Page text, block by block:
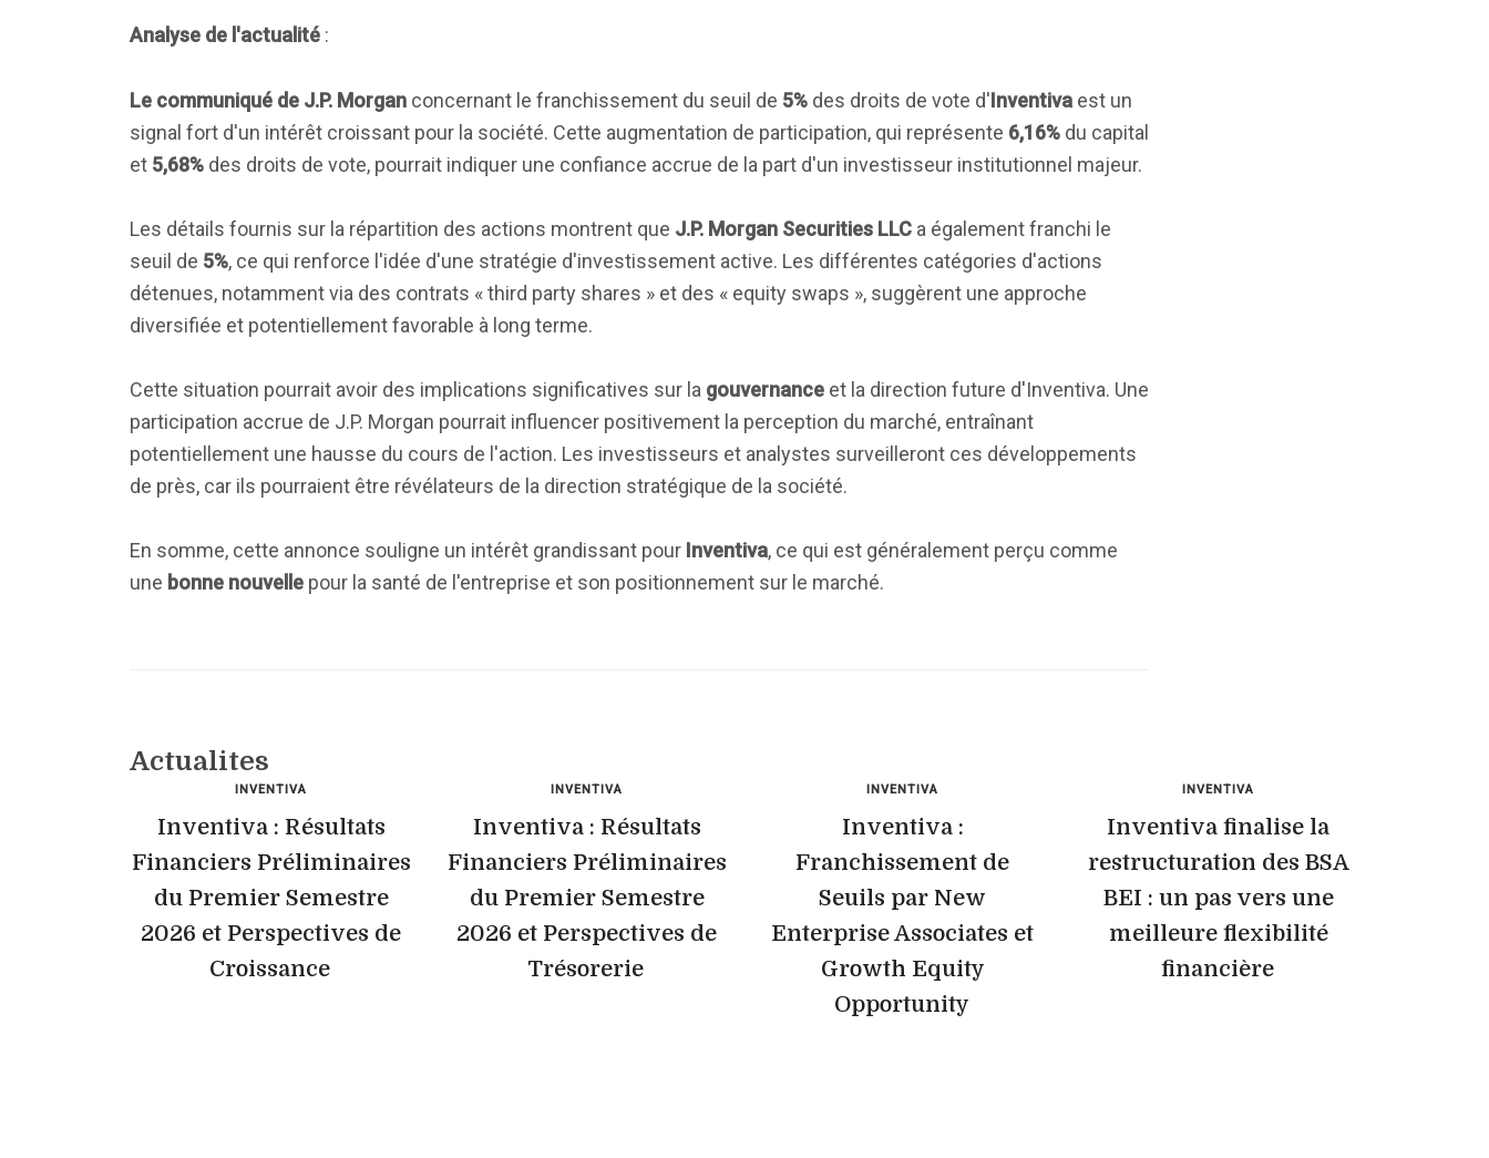
Analyse de l'actualité :
Le communiqué de J.P. Morgan concernant le franchissement du seuil de 5% des droits de vote d'Inventiva est un
signal fort d'un intérêt croissant pour la société. Cette augmentation de participation, qui représente 6,16% du capital
et 5,68% des droits de vote, pourrait indiquer une confiance accrue de la part d'un investisseur institutionnel majeur.
Les détails fournis sur la répartition des actions montrent que J.P. Morgan Securities LLC a également franchi le
seuil de 5%, ce qui renforce l'idée d'une stratégie d'investissement active. Les différentes catégories d'actions
détenues, notamment via des contrats « third party shares » et des « equity swaps », suggèrent une approche
diversifiée et potentiellement favorable à long terme.
Cette situation pourrait avoir des implications significatives sur la gouvernance et la direction future d'Inventiva. Une
participation accrue de J.P. Morgan pourrait influencer positivement la perception du marché, entraînant
potentiellement une hausse du cours de l'action. Les investisseurs et analystes surveilleront ces développements
de près, car ils pourraient être révélateurs de la direction stratégique de la société.
En somme, cette annonce souligne un intérêt grandissant pour Inventiva, ce qui est généralement perçu comme
une bonne nouvelle pour la santé de l'entreprise et son positionnement sur le marché.
Actualites
INVENTIVA
Inventiva : Résultats
Financiers Préliminaires
du Premier Semestre
2026 et Perspectives de
Croissance
INVENTIVA
Inventiva : Résultats
Financiers Préliminaires
du Premier Semestre
2026 et Perspectives de
Trésorerie
INVENTIVA
Inventiva :
Franchissement de
Seuils par New
Enterprise Associates et
Growth Equity
Opportunity
INVENTIVA
Inventiva finalise la
restructuration des BSA
BEI : un pas vers une
meilleure flexibilité
financière